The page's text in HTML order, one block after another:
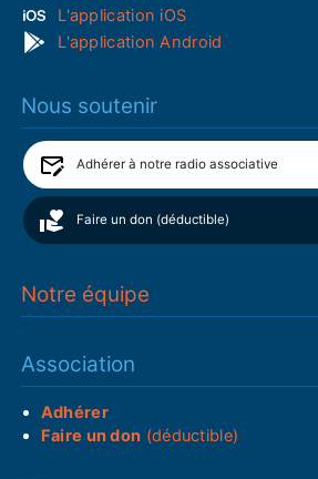
L'application iOS
L'application Android
Nous soutenir
Adhérer à notre radio associative
Faire un don (déductible)
Notre équipe
Association
Adhérer
Faire un don (déductible)